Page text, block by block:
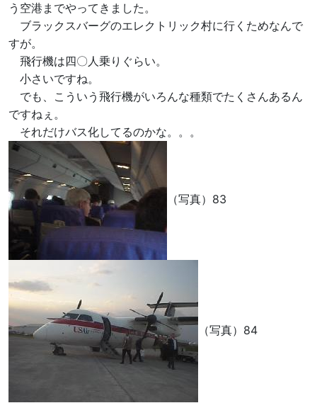
う空港までやってきました。
ブラックスバーグのエレクトリック村に行くためなんで
すが。
飛行機は四〇人乗りぐらい。
小さいですね。
でも、こういう飛行機がいろんな種類でたくさんあるん
ですねぇ。
それだけバス化してるのかな。。。
（写真）83
（写真）84